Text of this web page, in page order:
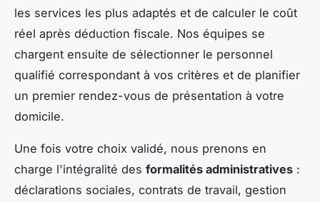
les services les plus adaptés et de calculer le coût
réel après déduction fiscale. Nos équipes se
chargent ensuite de sélectionner le personnel
qualifié correspondant à vos critères et de planifier
un premier rendez-vous de présentation à votre
domicile.
Une fois votre choix validé, nous prenons en
charge l'intégralité des formalités administratives :
déclarations sociales, contrats de travail, gestion